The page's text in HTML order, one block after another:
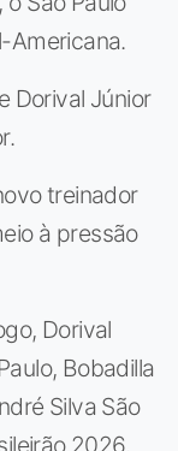
Americana.
Dorival Júnior
treinador
à pressão
Dorival
Bobadilla
Silva São
2026.